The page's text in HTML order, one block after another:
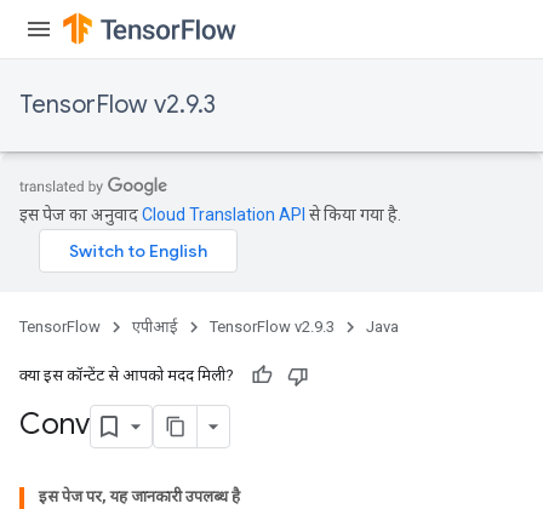
TensorFlow v2.9.3
इस पेज का अनुवादCloud Translation API से किया गया है.
TensorFlow एपीआई TensorFlow v2.9.3 Java
क्या इस कॉन्टेंट से आपको मदद मिली?
Conv
इस पेज पर, यह जानकारी उपलब्ध है